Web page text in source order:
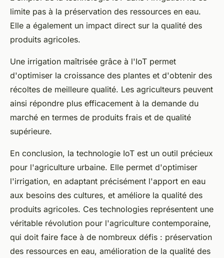
limite pas à la préservation des ressources en eau.
Elle a également un impact direct sur la qualité des
produits agricoles.
Une irrigation maîtrisée grâce à l'IoT permet
d'optimiser la croissance des plantes et d'obtenir des
récoltes de meilleure qualité. Les agriculteurs peuvent
ainsi répondre plus efficacement à la demande du
marché en termes de produits frais et de qualité
supérieure.
En conclusion, la technologie IoT est un outil précieux
pour l'agriculture urbaine. Elle permet d'optimiser
l'irrigation, en adaptant précisément l'apport en eau
aux besoins des cultures, et améliore la qualité des
produits agricoles. Ces technologies représentent une
véritable révolution pour l'agriculture contemporaine,
qui doit faire face à de nombreux défis : préservation
des ressources en eau, amélioration de la qualité des